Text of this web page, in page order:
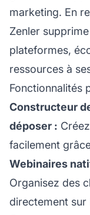
marketing. En
Zenler
plateformes,
ressources à
Fonctionnalités
Constructeur
déposer :
facilement
Webinaires
Organisez des
directement sur